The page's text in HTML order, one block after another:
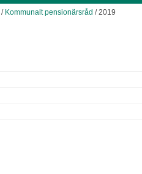
/ Kommunalt pensionärsråd / 2019